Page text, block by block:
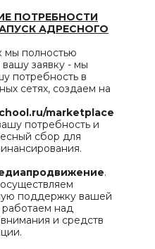
ПОТРЕБНОСТИ
АДРЕСНОГО
мы полностью
вашу заявку - мы
потребность в
сетях, создаем на
marketplace
потребность и
сбор для
.
поддержку вашей
над
и средств